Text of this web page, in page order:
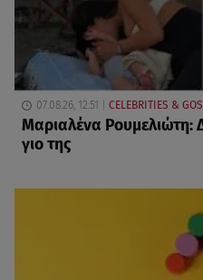
07.08.26, 12:51 CELEBRITIES &
Μαριαλένα Ρουμελιώτη:
γιο της